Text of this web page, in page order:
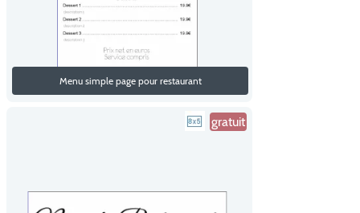
Menu simple page pour restaurant
gratuit